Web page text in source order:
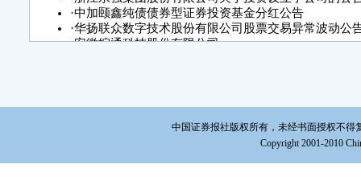
·中加颐鑫纯债债券型证券投资基金分红公告
·华扬联众数字技术股份有限公司股票交易异常波动公
·安徽皖通科技股份有限公司
中国证券报社版权所有，未经书面授权不得
Copyright 2001-2010